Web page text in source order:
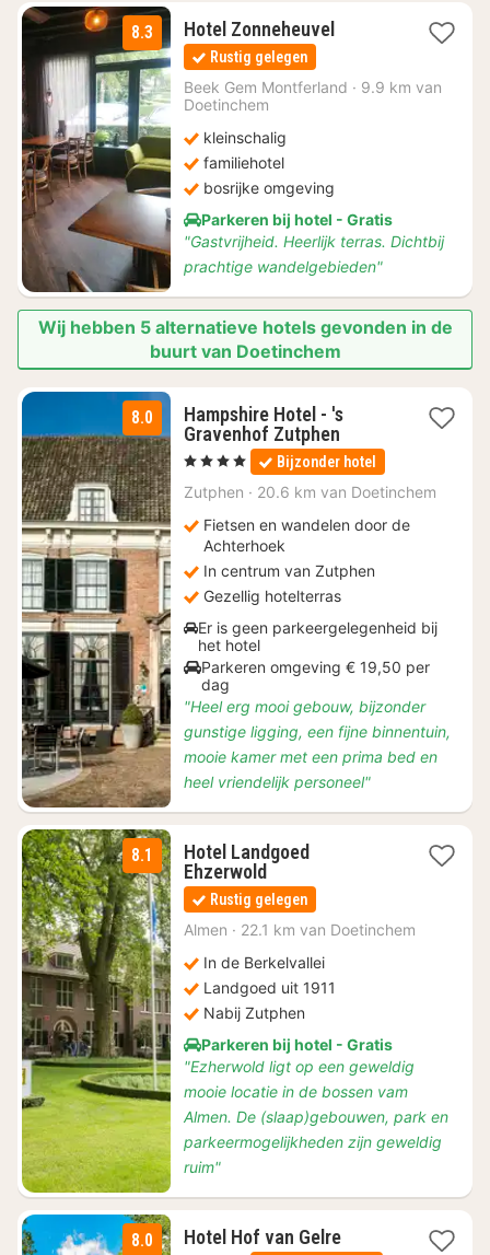
8.3 Hotel Zonneheuvel1
€
Rustig gelegen
Beek Gem Montferland · 9.9 km van
Doetinchem
kleinschalig
familiehotel
bosrijke omgeving
Parkeren bij hotel - Gratis
"Gastvrijheid. Heerlijk terras. Dichtbij
prachtige wandelgebieden"
Wij hebben 5 alternatieve hotels gevonden in de
buurt van Doetinchem
8.0
Hampshire Hotel - 's
Gravenhof Zutphen1
nacht
vanaf
€
, 4 Sterren Bijzonder hotel
Zutphen · 20.6 km van Doetinchem
Fietsen en wandelen door de
Achterhoek
In centrum van Zutphen
Gezellig hotelterras
Er is geen parkeergelegenheid bij
het hotel
Parkeren omgeving € 19,50 per
dag
"Heel erg mooi gebouw, bijzonder
gunstige ligging, een fijne binnentuin,
mooie kamer met een prima bed en
heel vriendelijk personeel"
8.1
Hotel Landgoed
Ehzerwold1
nacht
vanaf
€
Rustig gelegen
Almen · 22.1 km van Doetinchem
In de Berkelvallei
Landgoed uit 1911
Nabij Zutphen
Parkeren bij hotel - Gratis
"Ezherwold ligt op een geweldig
mooie locatie in de bossen vam
Almen. De (slaap)gebouwen, park en
parkeermogelijkheden zijn geweldig
ruim"
8.0 Hotel Hof van Gelre1